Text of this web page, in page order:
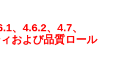
、4.6.2、4.7、
および品質ロール